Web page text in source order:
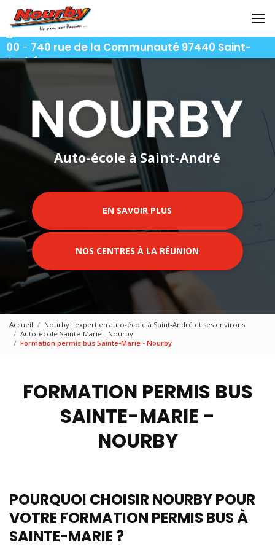
contenu
principal
06 92 92 25 51-06 92 62 62 91-06 92 94 94
00 - 740 rue de la Communauté 97440 Saint-
André
Auto-école à Saint-André
EN SAVOIR PLUS
NOS CENTRES À LA RÉUNION
Accueil
Nourby : expert en auto-école à Saint-André et ses environs
Auto-école Sainte-Marie - Nourby
Formation permis bus Sainte-Marie - Nourby
FORMATION PERMIS BUS
SAINTE-MARIE -
NOURBY
POURQUOI CHOISIR NOURBY POUR
VOTRE FORMATION PERMIS BUS À
SAINTE-MARIE ?